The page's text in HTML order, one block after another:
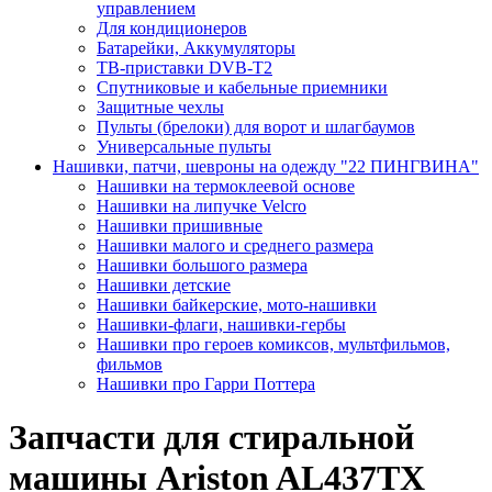
управлением
Для кондиционеров
Батарейки, Аккумуляторы
ТВ-приставки DVB-T2
Спутниковые и кабельные приемники
Защитные чехлы
Пульты (брелоки) для ворот и шлагбаумов
Универсальные пульты
Нашивки, патчи, шевроны на одежду "22 ПИНГВИНА"
Нашивки на термоклеевой основе
Нашивки на липучке Velcro
Нашивки пришивные
Нашивки малого и среднего размера
Нашивки большого размера
Нашивки детские
Нашивки байкерские, мото-нашивки
Нашивки-флаги, нашивки-гербы
Нашивки про героев комиксов, мультфильмов,
фильмов
Нашивки про Гарри Поттера
Запчасти для стиральной
машины Ariston AL437TX